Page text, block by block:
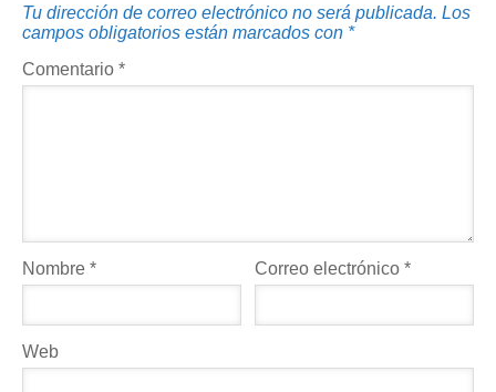
Tu dirección de correo electrónico no será publicada. Los
campos obligatorios están marcados con *
Comentario *
Nombre * Correo electrónico*
Web